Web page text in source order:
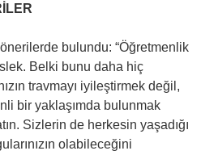
bulundu: “Öğretmenlik
Belki bunu daha hiç
travmayı iyileştirmek değil,
bir yaklaşımda bulunmak
Sizlerin de herkesin yaşadığı
olabileceğini